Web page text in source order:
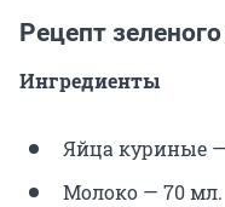
Рецепт
Ингредиенты
Яйца куриные
Молоко — 70 мл.